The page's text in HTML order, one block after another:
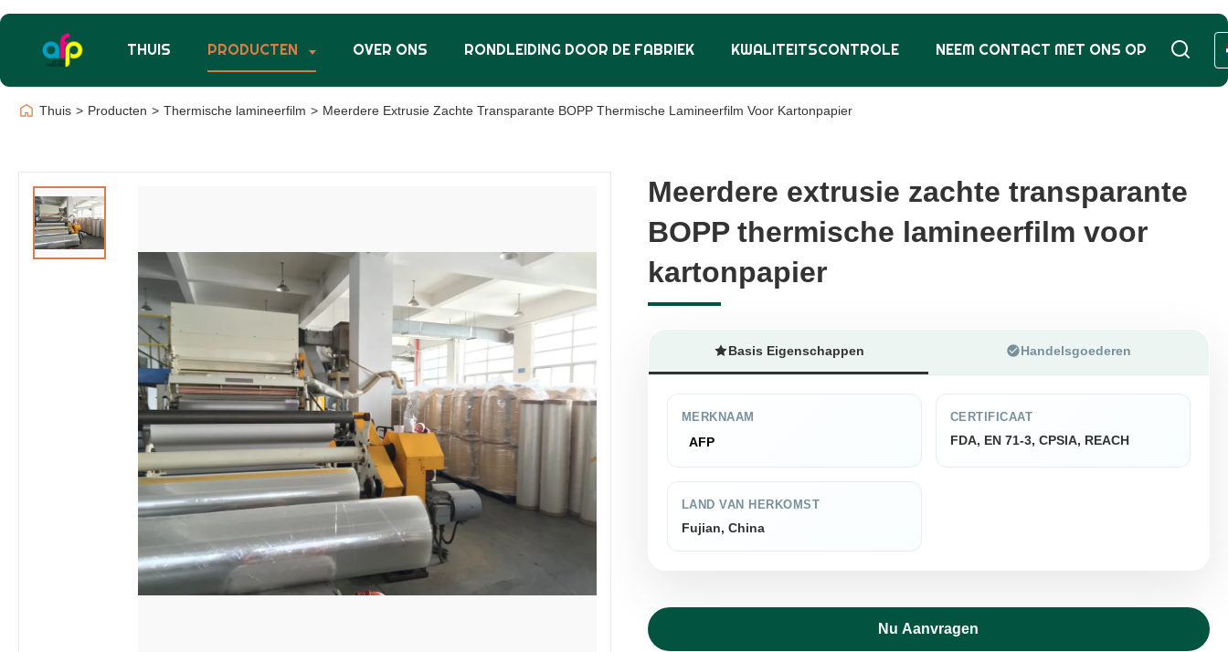
THUIS PRODUCTEN OVER ONS RONDLEIDING DOOR DE FABRIEK KWALITEITSCONTROLE NEEM CONTACT MET ONS OP
Thuis > Producten > Thermische lamineerfilm > Meerdere Extrusie Zachte Transparante BOPP Thermische Lamineerfilm Voor Kartonpapier
Meerdere extrusie zachte transparante
BOPP thermische lamineerfilm voor
kartonpapier
Meerdere extrusie zachte transparante
BOPP thermische lamineerfilm voor
kartonpapier
Basis Eigenschappen Handelsgoederen
MERKNAAM
AFP
CERTIFICAAT
FDA, EN 71-3, CPSIA, REACH
LAND VAN HERKOMST
Fujian, China
Nu Aanvragen